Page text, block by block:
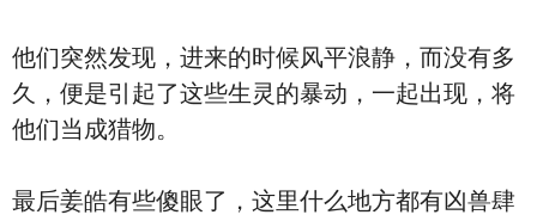
他们突然发现，进来的时候风平浪静，而没有多
久，便是引起了这些生灵的暴动，一起出现，将
他们当成猎物。
最后姜皓有些傻眼了，这里什么地方都有凶兽肆